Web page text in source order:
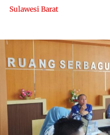
Sulawesi Barat